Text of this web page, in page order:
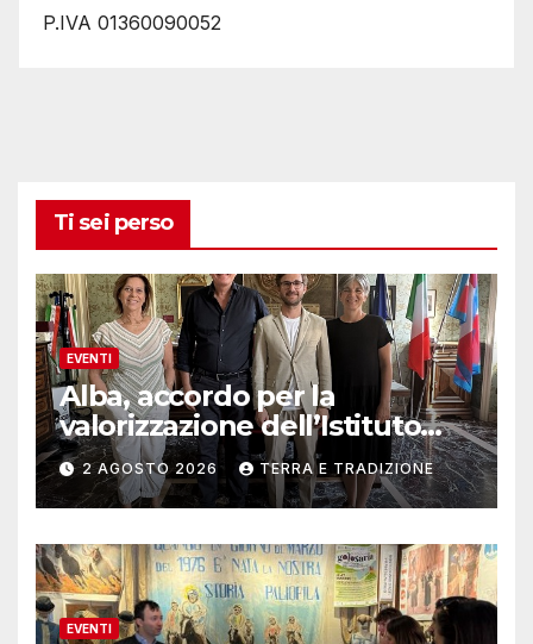
P.IVA 01360090052
Ti sei perso
EVENTI
Alba, accordo per la
valorizzazione dell’Istituto
musicale Rocca
2 AGOSTO 2026 TERRA E TRADIZIONE
EVENTI